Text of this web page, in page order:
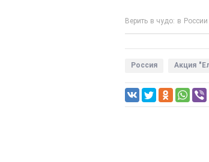
Верить в чудо: в
Россия Акция